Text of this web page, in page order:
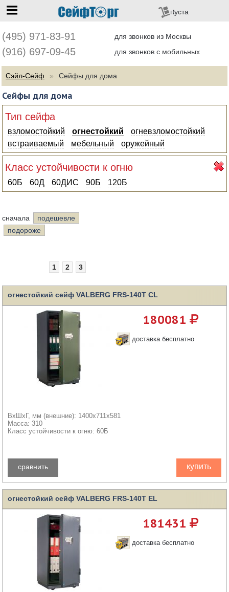
(495) 971-83-91 для звонков из Москвы
(916) 697-09-45 для звонков с мобильных
пуста
Сэйл-Сейф Сейфы для дома
Сейфы для дома
Тип сейфа
взломостойкий огнестойкий
огневзломостойкий
встраиваемый
мебельный оружейный
Класс устойчивости к огню
60Б 60Д 60ДИС 90Б 120Б
сначала
подешевле
подороже
1 2 3
огнестойкий сейф VALBERG FRS-140T СL
180081
доставка бесплатно
ВхШхГ, мм (внешние): 1400x711x581
Масса: 310
Класс устойчивости к огню: 60Б
купить
сравнить
огнестойкий сейф VALBERG FRS-140T EL
181431
доставка бесплатно